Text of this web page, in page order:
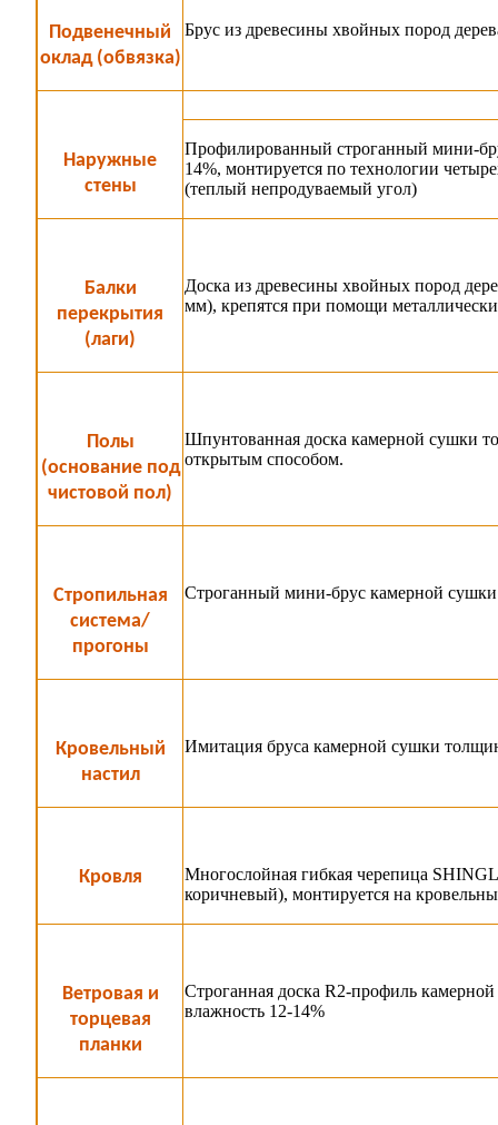
Подвенечный
оклад (обвязка)
Брус из древесины хвойных пород
Наружные
стены
Профилированный строганный мини-
14%, монтируется по технологии
(теплый непродуваемый угол)
Балки
перекрытия
(лаги)
Доска из древесины хвойных пород
мм), крепятся при помощи
Полы
(основание под
чистовой пол)
Шпунтованная доска камерной сушки
открытым способом.
Стропильная
система/
прогоны
Строганный мини-брус камерной
Кровельный
настил
Имитация бруса камерной сушки
Кровля
Многослойная гибкая черепица
коричневый), монтируется на
Ветровая и
торцевая
планки
Строганная доска R2-профиль
влажность 12-14%